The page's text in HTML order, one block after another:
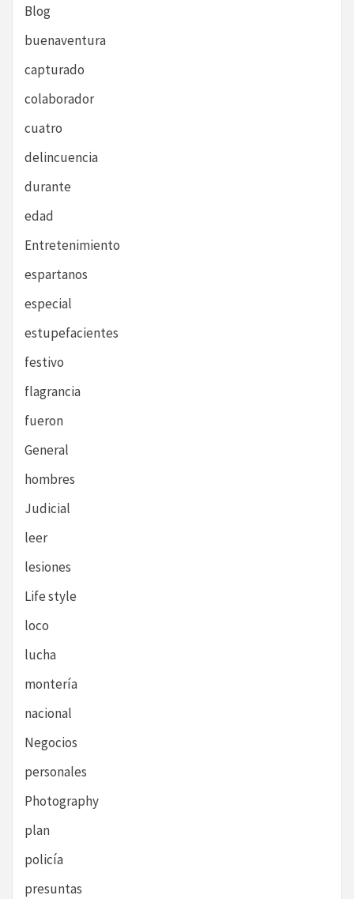
Blog
buenaventura
capturado
colaborador
cuatro
delincuencia
durante
edad
Entretenimiento
espartanos
especial
estupefacientes
festivo
flagrancia
fueron
General
hombres
Judicial
leer
lesiones
Life style
loco
lucha
montería
nacional
Negocios
personales
Photography
plan
policía
presuntas